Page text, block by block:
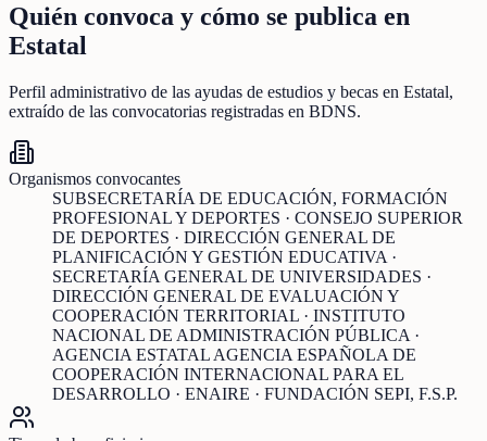
Quién convoca y cómo se publica en
Estatal
Perfil administrativo de las ayudas de estudios y becas en Estatal,
extraído de las convocatorias registradas en BDNS.
Organismos convocantes
SUBSECRETARÍA DE EDUCACIÓN, FORMACIÓN
PROFESIONAL Y DEPORTES · CONSEJO SUPERIOR
DE DEPORTES · DIRECCIÓN GENERAL DE
PLANIFICACIÓN Y GESTIÓN EDUCATIVA ·
SECRETARÍA GENERAL DE UNIVERSIDADES ·
DIRECCIÓN GENERAL DE EVALUACIÓN Y
COOPERACIÓN TERRITORIAL · INSTITUTO
NACIONAL DE ADMINISTRACIÓN PÚBLICA ·
AGENCIA ESTATAL AGENCIA ESPAÑOLA DE
COOPERACIÓN INTERNACIONAL PARA EL
DESARROLLO · ENAIRE · FUNDACIÓN SEPI, F.S.P.